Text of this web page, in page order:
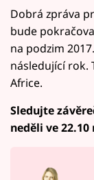
Dobrá zpráva
bude
na podzim
následující rok.
Africe.
Sledujte
neděli ve 22.10